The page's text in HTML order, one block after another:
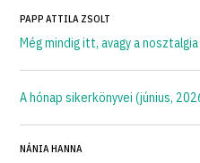
PAPP ATTILA ZSOLT
Még mindig itt, avagy a
A hónap sikerkönyvei (június,
NÁNIA HANNA